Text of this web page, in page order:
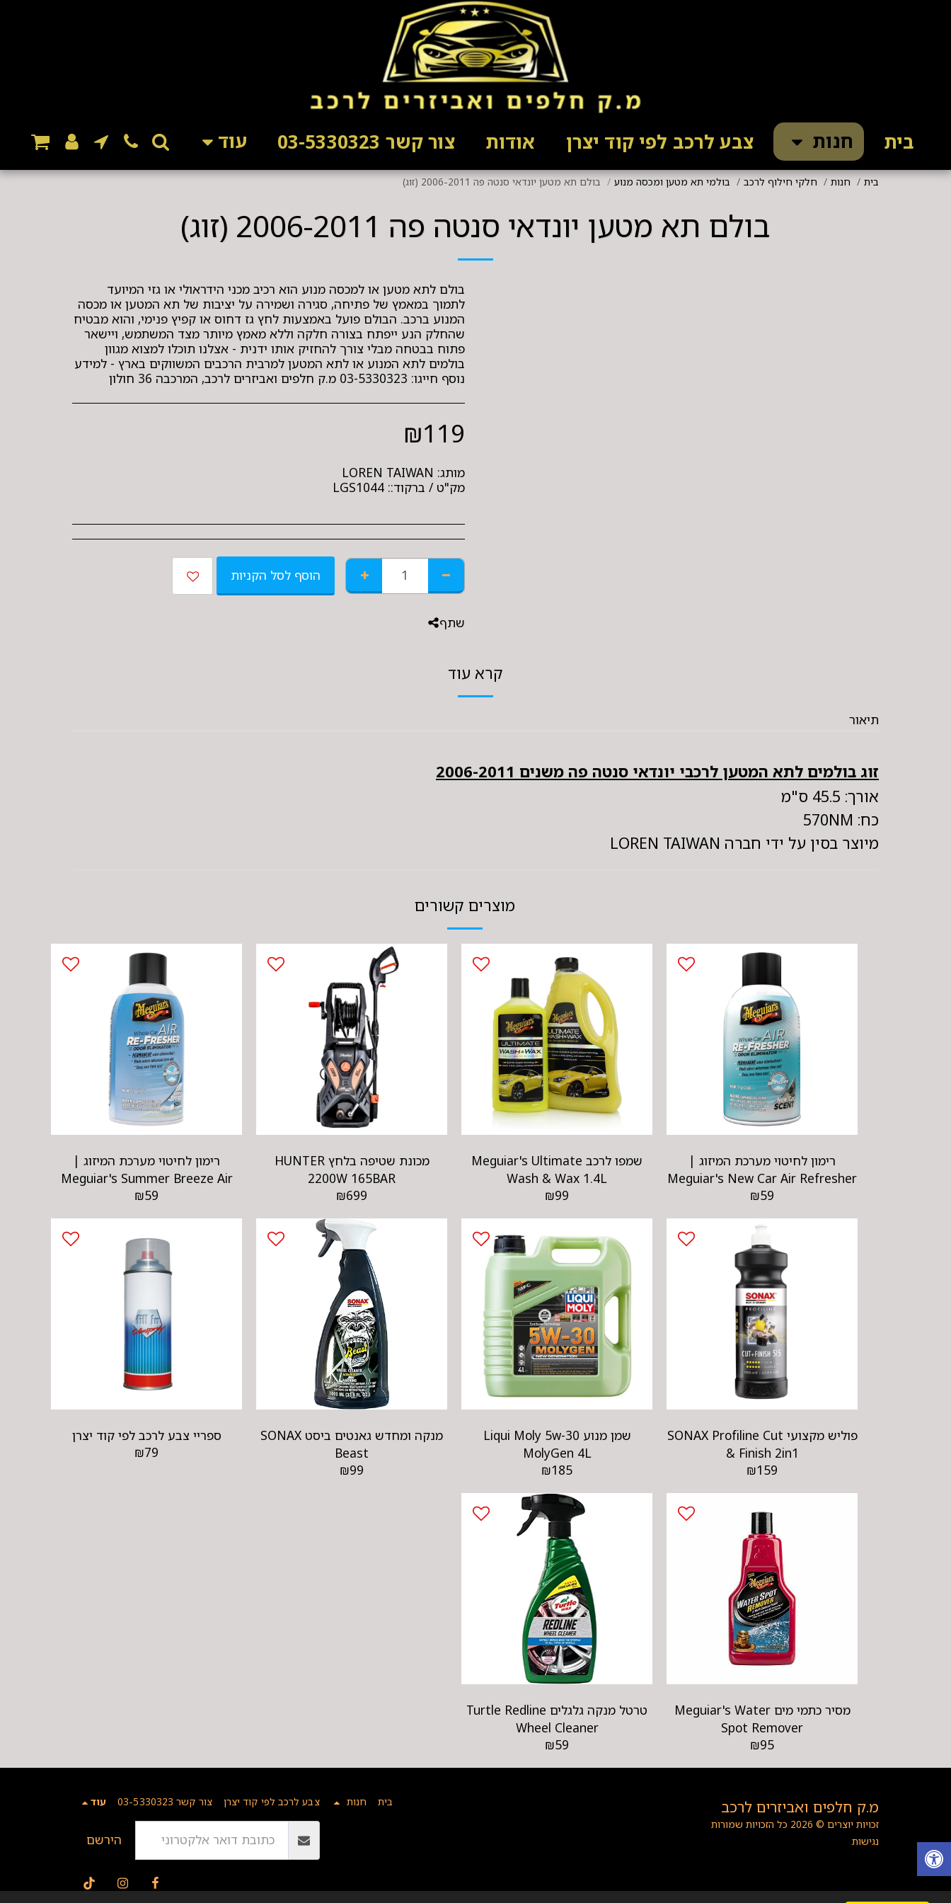
בית חנות צבע לרכב לפי קוד יצרן אודות צור קשר 03-5330323 עוד
בית חנות חלקי חילוף לרכב בולמי תא מטען ומכסה מנוע בולם תא מטען יונדאי סנטה פה 2006-2011 (זוג)
בולם תא מטען יונדאי סנטה פה 2006-2011 (זוג)
בולם לתא מטען או למכסה מנוע הוא רכיב מכני הידראולי או גזי המיועד
לתמוך במאמץ של פתיחה, סגירה ושמירה על יציבות של תא המטען או מכסה
המנוע ברכב. הבולם פועל באמצעות לחץ גז דחוס או קפיץ פנימי, והוא מבטיח
שהחלק הנע ייפתח בצורה חלקה וללא מאמץ מיותר מצד המשתמש, ויישאר
פתוח בבטחה מבלי צורך להחזיק אותו ידנית - אצלנו תוכלו למצוא מגוון
בולמים לתא המנוע או לתא המטען למרבית הרכבים המשווקים בארץ - למידע
נוסף חייגו: 03-5330323 מ.ק חלפים ואביזרים לרכב, המרכבה 36 חולון
₪119
מותג: LOREN TAIWAN
מק"ט / ברקוד:: LGS1044
הוסף לסל הקניות
שתף
קרא עוד
תיאור
זוג בולמים לתא המטען לרכבי יונדאי סנטה פה משנים 2006-2011
אורך: 45.5 ס"מ
כח: 570NM
מיוצר בסין על ידי חברה LOREN TAIWAN
מוצרים קשורים
רימון לחיטוי מערכת המיזוג |
Meguiar's New Car Air Refresher
₪59
שמפו לרכב Meguiar's Ultimate
Wash & Wax 1.4L
₪99
מכונת שטיפה בלחץ HUNTER
2200W 165BAR
₪699
רימון לחיטוי מערכת המיזוג |
Meguiar's Summer Breeze Air
Refresher
₪59
פוליש מקצועי SONAX Profiline Cut
& Finish 2in1
₪159
שמן מנוע Liqui Moly 5w-30
MolyGen 4L
₪185
מנקה ומחדש גאנטים ביסט SONAX
Beast
₪99
ספריי צבע לרכב לפי קוד יצרן
₪79
מסיר כתמי מים Meguiar's Water
Spot Remover
₪95
טרטל מנקה גלגלים Turtle Redline
Wheel Cleaner
₪59
מ.ק חלפים ואביזרים לרכב
זכויות יוצרים © 2026 כל הזכויות שמורות
נגישות
בית חנות צבע לרכב לפי קוד יצרן צור קשר 03-5330323 עוד
הירשם